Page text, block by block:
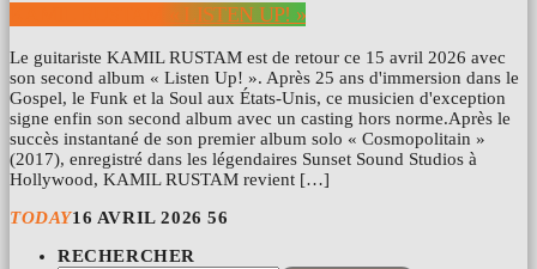
KAMIL RUSTAM « LISTEN UP! »
Le guitariste KAMIL RUSTAM est de retour ce 15 avril 2026 avec
son second album « Listen Up! ». Après 25 ans d'immersion dans le
Gospel, le Funk et la Soul aux États-Unis, ce musicien d'exception
signe enfin son second album avec un casting hors norme.Après le
succès instantané de son premier album solo « Cosmopolitain »
(2017), enregistré dans les légendaires Sunset Sound Studios à
Hollywood, KAMIL RUSTAM revient […]
TODAY16 AVRIL 2026 56
RECHERCHER